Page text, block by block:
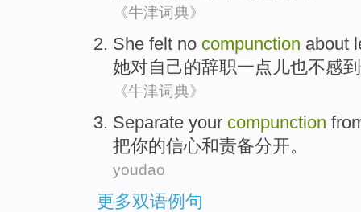
《牛津词典》
She felt no compunction about
她对自己的辞职一点儿也不感到
《牛津词典》
Separate your compunction
把你的信心和责备分开。
youdao
更多双语例句